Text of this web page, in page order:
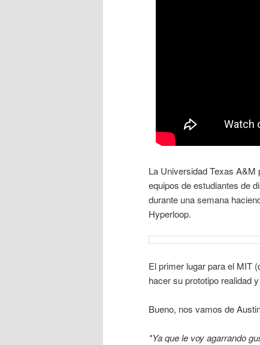
La Universidad Texas
equipos de estudiantes de
durante una semana
Hyperloop.
El primer lugar para el MIT
hacer su prototipo realidad
Bueno, nos vamos de
*Ya que le voy agarrando